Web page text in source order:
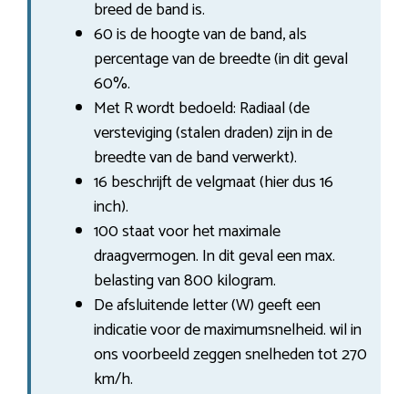
breed de band is.
60 is de hoogte van de band, als
percentage van de breedte (in dit geval
60%.
Met R wordt bedoeld: Radiaal (de
versteviging (stalen draden) zijn in de
breedte van de band verwerkt).
16 beschrijft de velgmaat (hier dus 16
inch).
100 staat voor het maximale
draagvermogen. In dit geval een max.
belasting van 800 kilogram.
De afsluitende letter (W) geeft een
indicatie voor de maximumsnelheid. wil in
ons voorbeeld zeggen snelheden tot 270
km/h.